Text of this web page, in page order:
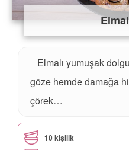
Elmalı yumuşak
göze hemde damağa
çörek…
10 kişilik